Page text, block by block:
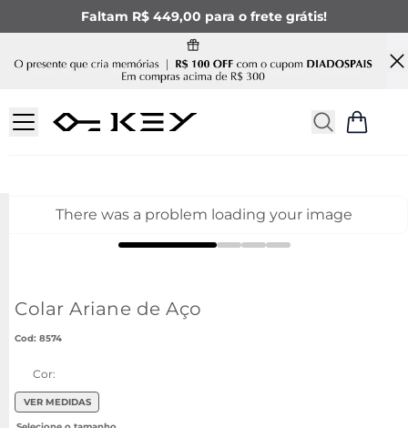
Faltam R$ 449,00 para o frete grátis!
There was a problem loading your image
Colar Ariane de Aço
: 8574
Cor:
VER MEDIDAS